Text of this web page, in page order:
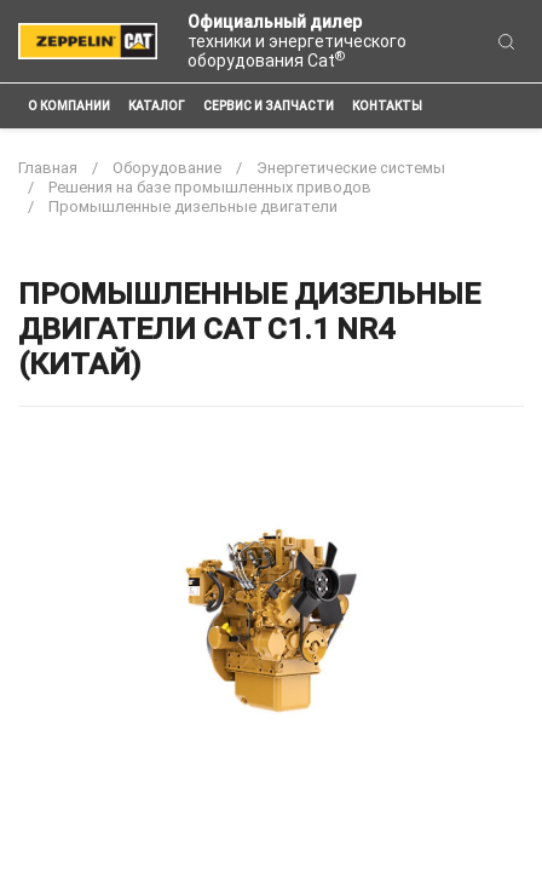
Официальный дилер
техники и энергетического
оборудования Cat®
О КОМПАНИИ КАТАЛОГ СЕРВИС И ЗАПЧАСТИ КОНТАКТЫ
Главная Оборудование
Энергетические системы
Решения на базе промышленных приводов
Промышленные дизельные двигатели
ПРОМЫШЛЕННЫЕ ДИЗЕЛЬНЫЕ
ДВИГАТЕЛИ CAT C1.1 NR4
(КИТАЙ)